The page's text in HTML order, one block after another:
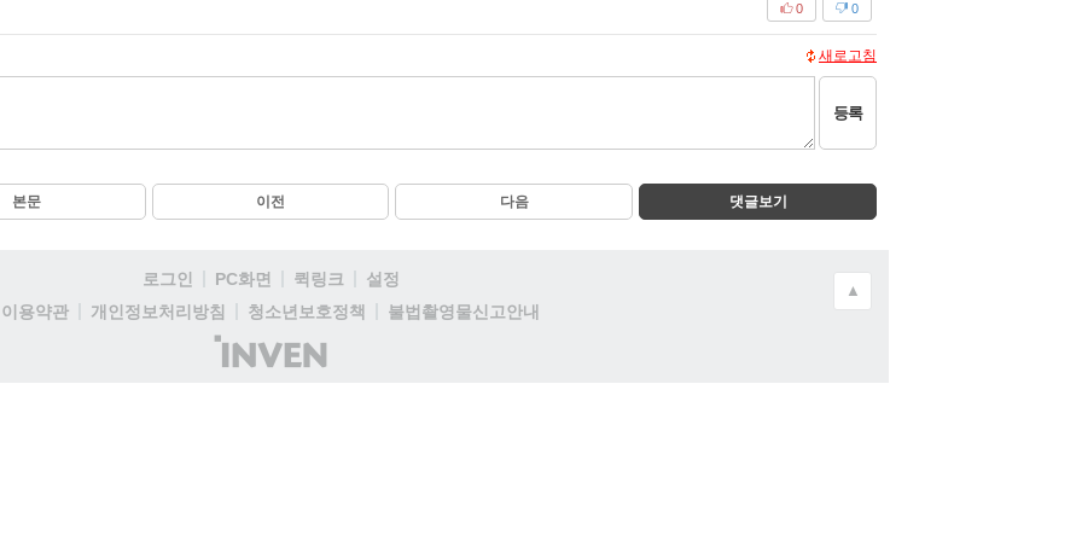
0
0
새로고침
등록
본문 이전 다음 댓글보기
로그인 PC화면 퀵링크
설정
이용약관
개인정보처리방침 청소년보호정책
불법촬영물신고안내
(주)
인
▲